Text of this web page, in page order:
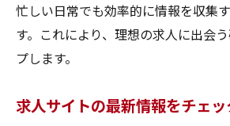
忙しい日常でも効率的に情報を収集
す。これにより、理想の求人に出会
プします。
求人サイトの最新情報をチェ